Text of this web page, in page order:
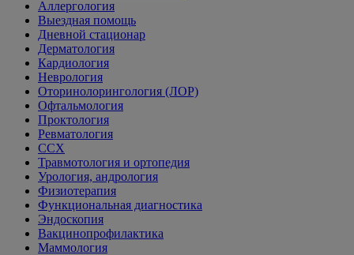
Аллергология
Выездная помощь
Дневной стационар
Дерматология
Кардиология
Неврология
Оторинолорингология (ЛОР)
Офтальмология
Проктология
Ревматология
ССХ
Травмотология и ортопедия
Урология, андрология
Физиотерапия
Функциональная диагностика
Эндоскопия
Вакцинопрофилактика
Маммология